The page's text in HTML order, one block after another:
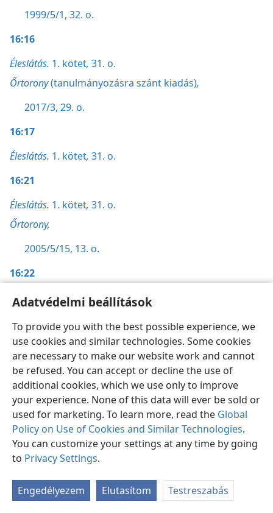
Adatvédelmi beállítások
To provide you with the best possible experience, we
use cookies and similar technologies. Some cookies
are necessary to make our website work and cannot
be refused. You can accept or decline the use of
additional cookies, which we use only to improve
your experience. None of this data will ever be sold or
used for marketing. To learn more, read the Global
Policy on Use of Cookies and Similar Technologies.
You can customize your settings at any time by going
to Privacy Settings.
Engedélyezem Elutasítom Testreszabás
1999/5/1, 32. o.
16:16
Éleslátás. 1. kötet, 31. o.
Őrtorony(tanulmányozásra szánt kiadás),
2017/3, 29. o.
16:17
Éleslátás. 1. kötet, 31. o.
16:21
Éleslátás. 1. kötet, 31. o.
Őrtorony,
2005/5/15, 13. o.
16:22
Éleslátás.1. kötet 51. o.
„A teljes Írás”, 62. o.
17:10
Őrtorony,
1996/7/15, 32. o.
17:12
Éleslátás.1. kötet,898. o.
17:17